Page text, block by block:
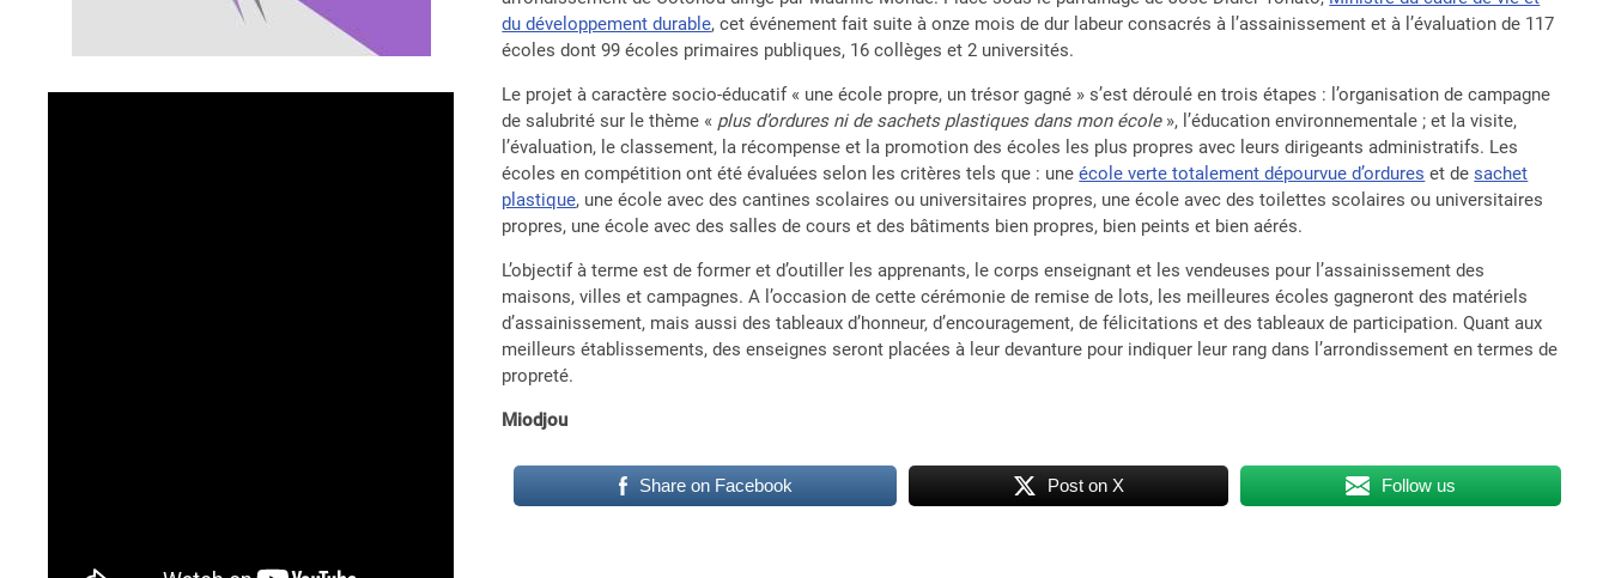
du développement durable, cet événement fait suite à onze mois de dur labeur consacrés à l’assainissement et à l’évaluation de 117
écoles dont 99 écoles primaires publiques, 16 collèges et 2 universités.
Le projet à caractère socio-éducatif « une école propre, un trésor gagné » s’est déroulé en trois étapes : l’organisation de campagne
de salubrité sur le thème « plus d’ordures ni de sachets plastiques dans mon école», l’éducation environnementale ; et la visite,
l’évaluation, le classement, la récompense et la promotion des écoles les plus propres avec leurs dirigeants administratifs. Les
écoles en compétition ont été évaluées selon les critères tels que : uneécole verte totalement dépourvue d’ordures et desachet
plastique, une école avec des cantines scolaires ou universitaires propres, une école avec des toilettes scolaires ou universitaires
propres, une école avec des salles de cours et des bâtiments bien propres, bien peints et bien aérés.
L’objectif à terme est de former et d’outiller les apprenants, le corps enseignant et les vendeuses pour l’assainissement des
maisons, villes et campagnes. A l’occasion de cette cérémonie de remise de lots, les meilleures écoles gagneront des matériels
d’assainissement, mais aussi des tableaux d’honneur, d’encouragement, de félicitations et des tableaux de participation. Quant aux
meilleurs établissements, des enseignes seront placées à leur devanture pour indiquer leur rang dans l’arrondissement en termes de
propreté.
Miodjou
Share on Facebook Post on X Follow us